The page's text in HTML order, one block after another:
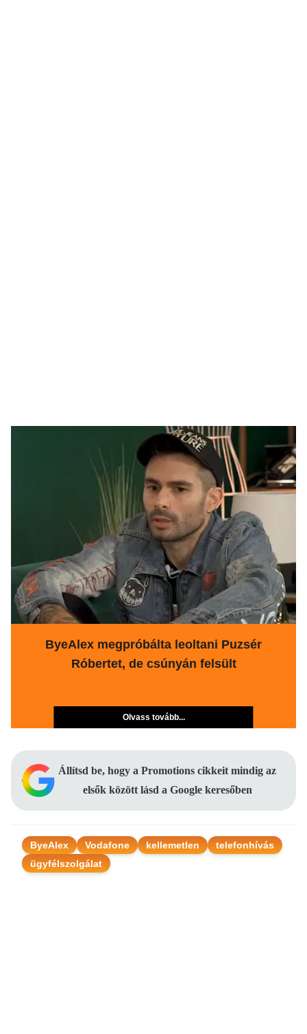
ByeAlex megpróbálta leoltani Puzsér
Róbertet, de csúnyán felsült
Olvass tovább...
Állítsd be, hogy a Promotions cikkeit mindig az
elsők között lásd a Google keresőben
ByeAlex Vodafone kellemetlen
telefonhívás
ügyfélszolgálat